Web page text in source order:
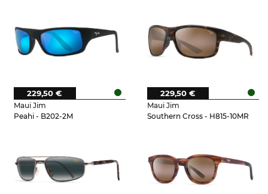
Maui Jim
Peahi - B202-2M
229,50 €
Maui Jim
Southern Cross - H815-10MR
229,50 €